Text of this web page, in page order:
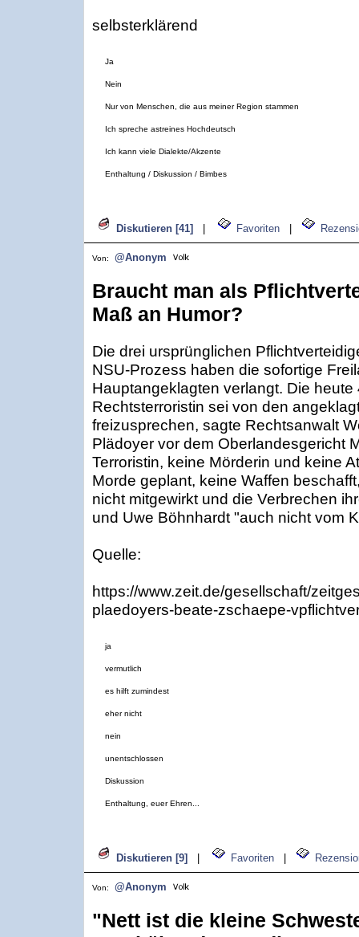
selbsterklärend
Ja
Nein
Nur von Menschen, die aus meiner Region stammen
Ich spreche astreines Hochdeutsch
Ich kann viele Dialekte/Akzente
Enthaltung / Diskussion / Bimbes
Diskutieren [41] Favoriten
Von: @Anonym
Braucht man als
Maß an Humor?
Die drei ursprünglichen
NSU-Prozess haben die sofortige
Hauptangeklagten verlangt. Die
Rechtsterroristin sei von den
freizusprechen, sagte Rechtsanwalt
Plädoyer vor dem Oberlandesgericht
Terroristin, keine Mörderin und keine
Morde geplant, keine Waffen
nicht mitgewirkt und die Verbrechen
und Uwe Böhnhardt "auch nicht vom
Quelle:
https://www.zeit.de/gesellschaft/
plaedoyers-beate-zschaepe-
ja
vermutlich
es hilft zumindest
eher nicht
nein
unentschlossen
Diskussion
Enthaltung, euer Ehren...
Diskutieren [9] Favoriten
Von: @Anonym
"Nett ist die kleine